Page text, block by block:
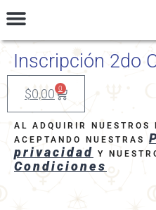
Inscripción 2do
$0,00 0
AL ADQUIRIR NUESTROS
ACEPTANDO NUESTRAS
privacidad Y
Condiciones